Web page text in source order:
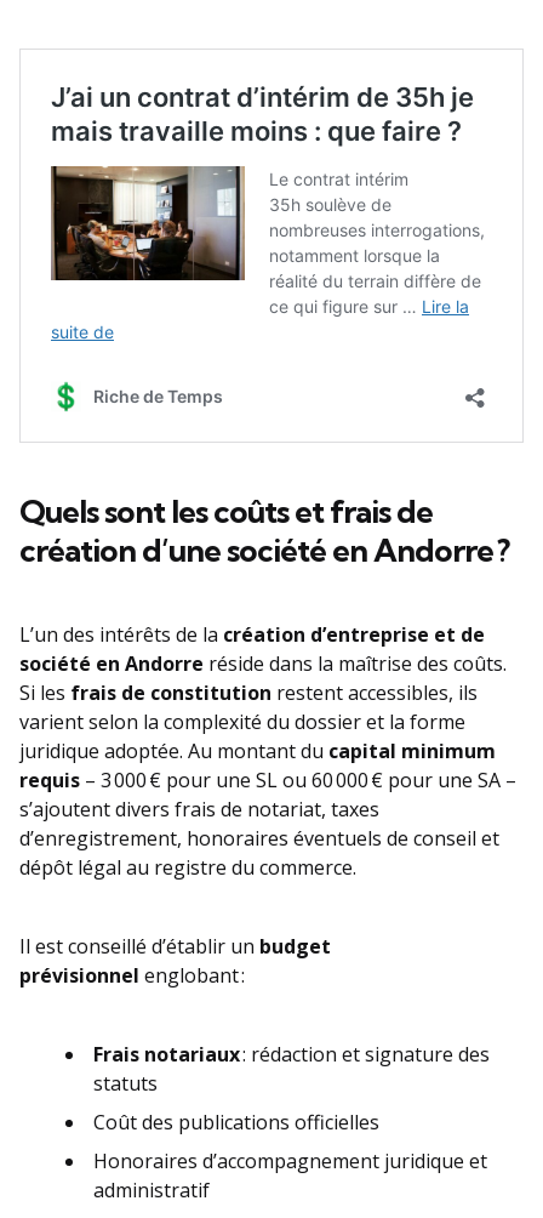
Quels sont les coûts et frais de
création d’une société en Andorre ?
L’un des intérêts de la création d’entreprise et de
société en Andorre réside dans la maîtrise des coûts.
Si les frais de constitution restent accessibles, ils
varient selon la complexité du dossier et la forme
juridique adoptée. Au montant du capital minimum
requis – 3 000 € pour une SL ou 60 000 € pour une SA –
s’ajoutent divers frais de notariat, taxes
d’enregistrement, honoraires éventuels de conseil et
dépôt légal au registre du commerce.
Il est conseillé d’établir un budget
prévisionnel englobant :
Frais notariaux: rédaction et signature des
statuts
Coût des publications officielles
Honoraires d’accompagnement juridique et
administratif